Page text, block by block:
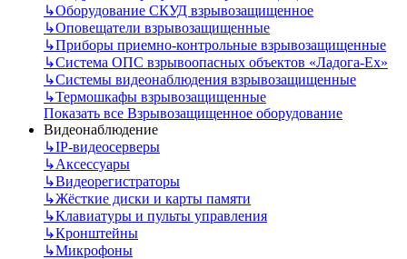
↳Оборудование СКУД взрывозащищенное
↳Оповещатели взрывозащищенные
↳Приборы приемно-контрольные взрывозащищенные
↳Система ОПС взрывоопасных объектов «Ладога-Ex»
↳Системы видеонаблюдения взрывозащищенные
↳Термошкафы взрывозащищенные
Показать все Взрывозащищенное оборудование
Видеонаблюдение
↳IP-видеосерверы
↳Аксессуары
↳Видеорегистраторы
↳Жёсткие диски и карты памяти
↳Клавиатуры и пульты управления
↳Кронштейны
↳Микрофоны